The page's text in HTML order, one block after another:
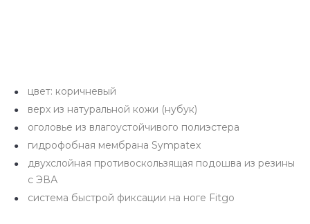
цвет: коричневый
верх из натуральной кожи (нубук)
оголовье из влагоустойчивого полиэстера
гидрофобная мембрана Sympatex
двухслойная противоскользящая подошва из резины
с ЭВА
система быстрой фиксации на ноге Fitgo